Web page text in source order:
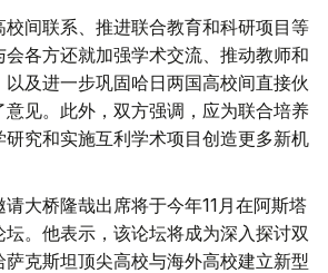
间联系、推进联合教育和科研项目等
各方还就加强学术交流、推动教师和
及进一步巩固哈日两国高校间直接伙
见。此外，双方强调，应为联合培养
究和实施互利学术项目创造更多新机
大桥隆哉出席将于今年11月在阿斯塔
。他表示，该论坛将成为深入探讨双
克斯坦顶尖高校与海外高校建立新型